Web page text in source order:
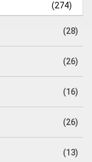
(274)
(28)
(26)
(16)
(26)
(13)